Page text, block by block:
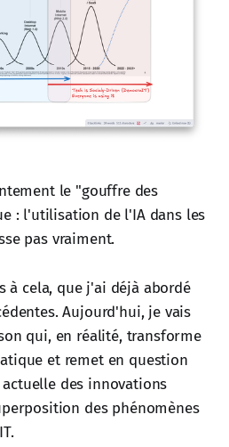
le "gouffre des
: l'utilisation de l'IA dans les
pas vraiment.
à cela, que j'ai déjà abordé
Aujourd'hui, je vais
qui, en réalité, transforme
et remet en question
des innovations
des phénomènes